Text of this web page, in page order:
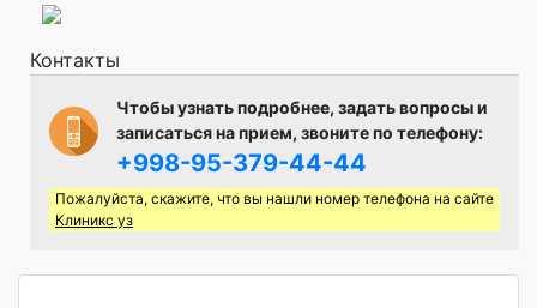
Контакты
Чтобы узнать подробнее, задать вопросы и
записаться на прием, звоните по телефону:
+998-95-379-44-44
Пожалуйста, скажите, что вы нашли номер телефона на сайте
Клиникс уз